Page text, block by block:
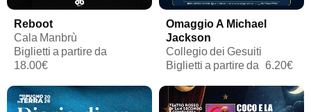
Reboot
Cala Manbrù
Biglietti a partire da
18.00€
Omaggio A Michael
Jackson
Collegio dei Gesuiti
Biglietti a partire da 6.20€